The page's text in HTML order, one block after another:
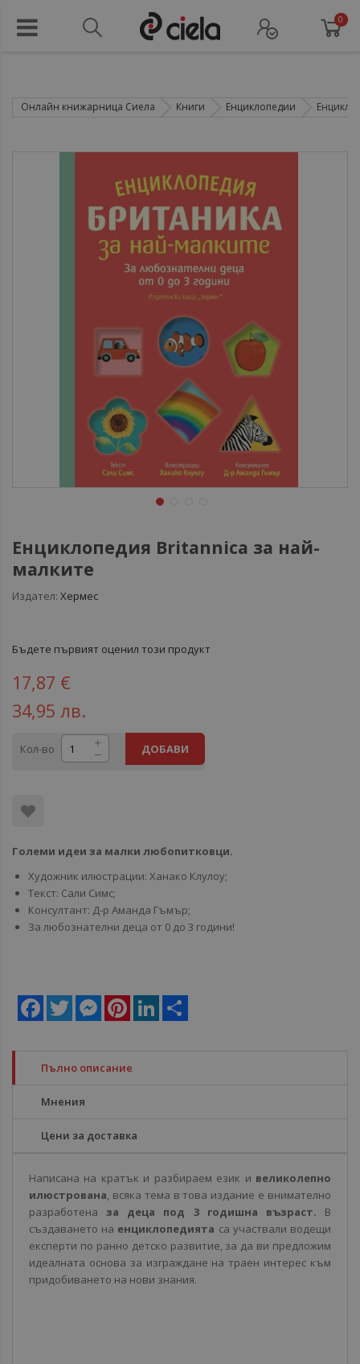
0
Онлайн книжарница Сиела Книги Енциклопедии
Енциклопедия Britannica за най-
малките
Издател: Хермес
Бъдете първият оценил този продукт
17,87 €
34,95 лв.
Кол-во ДОБАВИ
Големи идеи за малки любопитковци.
Художник илюстрации: Ханако Клулоу;
Текст: Сали Симс;
Консултант: Д-р Аманда Гъмър;
За любознателни деца от 0 до 3 години!
Facebook
Twitter MessengerPinterestLinkedIn
Пълно описание
Мнения
Цени за доставка
Написана на кратък и разбираем език и великолепно
илюстрована, всяка тема в това издание е внимателно
разработеназа деца под 3 годишна възраст. В
създаването на енциклопедията са участвали водещи
експерти по ранно детско развитие, за да ви предложим
идеалната основа за изграждане на траен интерес към
придобиването на нови знания.